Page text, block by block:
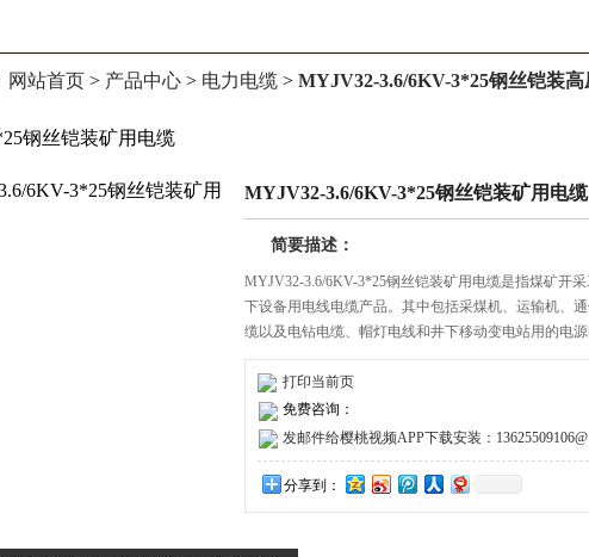
网站首页 > 产品中心 > 电力电缆 > MYJV32-3.6/6KV-3*25钢丝铠装高
钢丝铠装矿用电缆
MYJV32-3.6/6KV-3*25钢丝铠装矿用电缆
简要描述：
MYJV32-3.6/6KV-3*25钢丝铠装矿用电缆是指煤矿开
下设备用电线电缆产品。其中包括采煤机、运输机
缆以及电钻电缆、帽灯电线和井下移动变电站用的电源电
打印当前页
免费咨询：
发邮件给樱桃视频APP下载安装：
分享到：